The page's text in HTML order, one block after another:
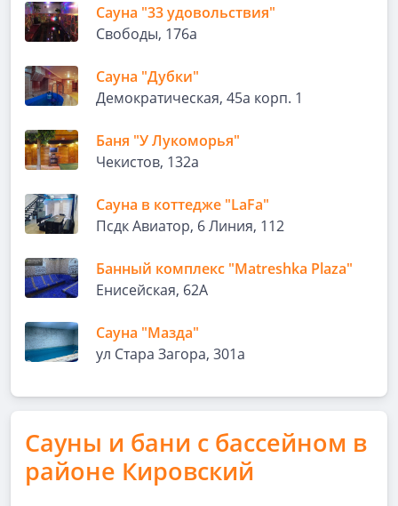
Сауна "33 удовольствия"
Свободы, 176а
Сауна "Дубки"
Демократическая, 45а корп. 1
Баня "У Лукоморья"
Чекистов, 132а
Сауна в коттедже "LaFa"
Псдк Авиатор, 6 Линия, 112
Банный комплекс "Matreshka Plaza"
Енисейская, 62А
Сауна "Мазда"
ул Стара Загора, 301а
Сауны и бани с бассейном в
районе Кировский